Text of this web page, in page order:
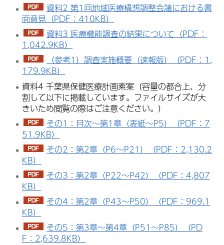
資料2 第1回地域医療構想調整会議における書
面意見（PDF：410KB）
資料3 医療機能調査の結果について（PDF：
1,042.9KB）
（参考1）調査実施概要（速報版）（PDF：1,
179.9KB）
資料4 千葉県保健医療計画素案（容量の都合上、分
割して以下に掲載しています。ファイルサイズが大
きいため閲覧の際はご注意ください。）
その1：目次～第1章（表紙～P5）（PDF：7
51.9KB）
その2：第2章（P6～P21）（PDF：2,130.2
KB）
その3：第2章（P22～P42）（PDF：4,807
KB）
その4：第2章（P43～P50）（PDF：969.1
KB）
その5：第3章～第4章（P51～P85）（PD
F：2,639.8KB）